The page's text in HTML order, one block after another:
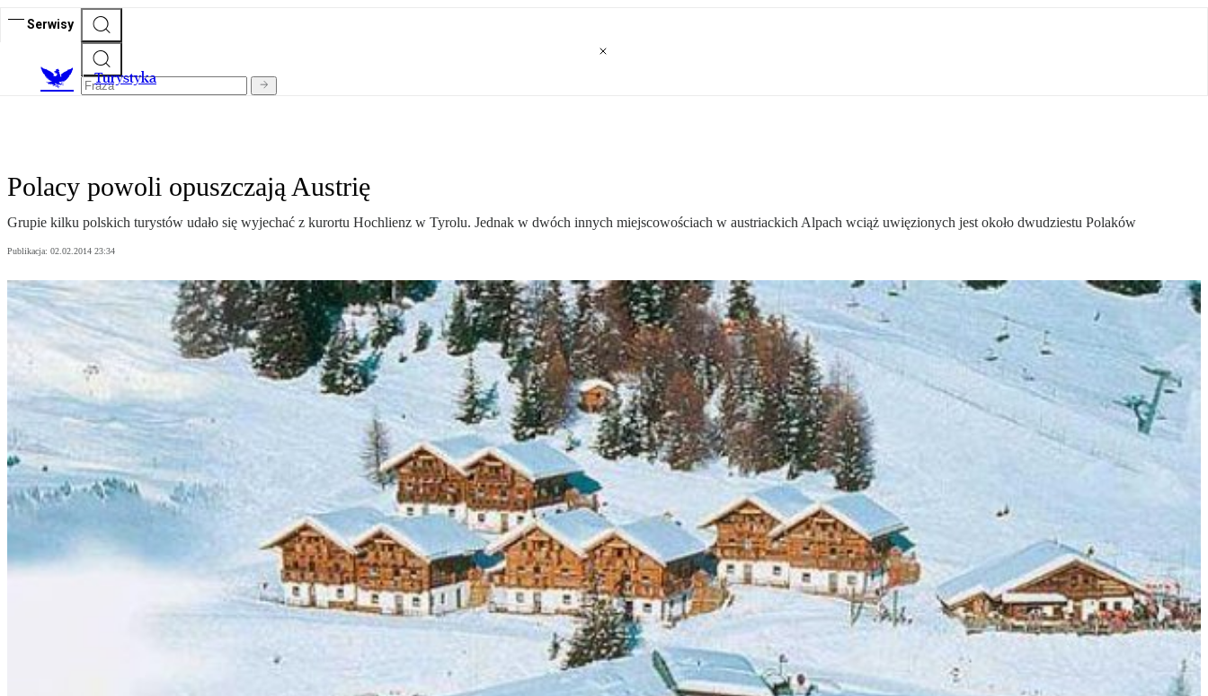
Serwisy
Turystyka
Polacy powoli opuszczają Austrię
Grupie kilku polskich turystów udało się wyjechać z kurortu Hochlienz w Tyrolu. Jednak w dwóch innych miejscowościach w austriackich Alpach wciąż uwięzionych jest około dwudziestu Polaków
Publikacja: 02.02.2014 23:34